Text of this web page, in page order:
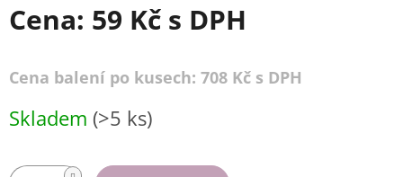
Cena: 59 Kč s DPH
Cena balení po kusech: 708 Kč s DPH
cena:
Skladem (>5 ks)